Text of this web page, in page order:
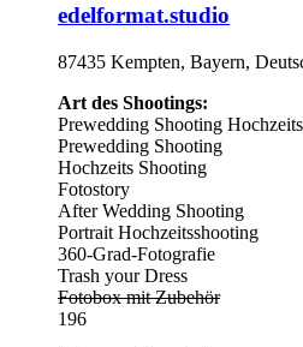
edelformat.studio
87435 Kempten, Bayern,
Art des Shootings:
Prewedding Shooting
Prewedding Shooting
Hochzeits Shooting
Fotostory
After Wedding Shooting
Portrait Hochzeitsshooting
360-Grad-Fotografie
Trash your Dress
Fotobox mit Zubehör
196